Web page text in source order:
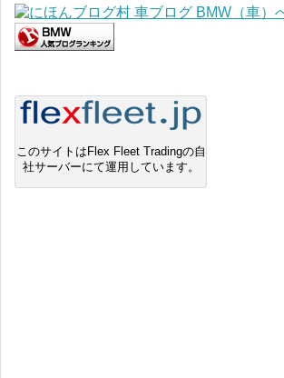
このサイトはFlex Fleet Tradingの自
社サーバーにて運用しています。